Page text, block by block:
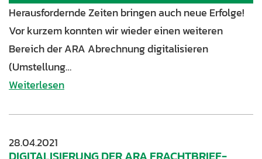
Herausfordernde Zeiten bringen auch neue Erfolge!
Vor kurzem konnten wir wieder einen weiteren
Bereich der ARA Abrechnung digitalisieren
(Umstellung…
Weiterlesen
28.04.2021